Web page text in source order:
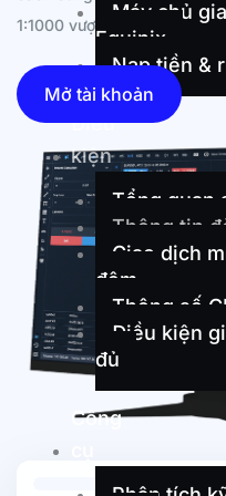
Máy chủ
Equinix
Nạp tiền &
Điều
kiện
Tổng quan
Thông tin
Giao dịch
đêm
Thông số
Điều kiện
đủ
Công
1:1000 vượt trội.
Mở tài khoản